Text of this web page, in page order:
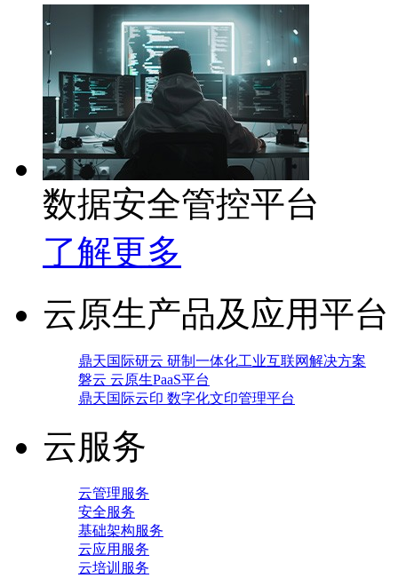
数据安全管控平台
了解更多
云原生产品及应用平台
鼎天国际研云 研制一体化工业互联网解决方案
磐云 云原生PaaS平台
鼎天国际云印 数字化文印管理平台
云服务
云管理服务
安全服务
基础架构服务
云应用服务
云培训服务